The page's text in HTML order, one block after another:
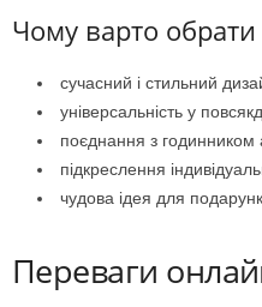
Чому варто обрати
сучасний і стильний
універсальність у
поєднання з
підкреслення
чудова ідея для
Переваги